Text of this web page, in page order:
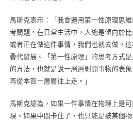
馬斯克表示：「我會運用第一性原理思
考問題。在日常生活中，人總是傾向於
或者正在做這件事情，我們也就去做。
叠代發展。「第一性原理」的思考方式
的方法，也就是說一層層剝開事物的表
再從本質一層層往上走。」
馬斯克認為，如果一件事情在物理上是
現。如果中間卡住了，也只能是被某個